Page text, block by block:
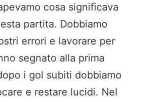
cosa significava
partita. Dobbiamo
errori e lavorare per
segnato alla prima
i gol subiti dobbiamo
e restare lucidi. Nel